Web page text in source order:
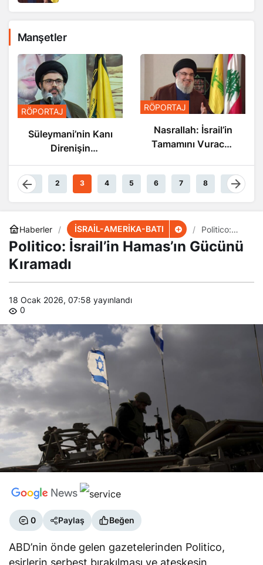
Manşetler
RÖPORTAJ
Süleymani’nin Kanı
Direnişin
Damarlarında
Akıyor
RÖPORTAJ
Nasrallah: İsrail’in
Tamamını Vuracak
1 2 3 4 5 6 7 8 9
Haberler İSRAİL-AMERİKA-BATI
Politico:
İsrail’in
Hamas’ın
Gücünü
Politico: İsrail’in Hamas’ın Gücünü
Kıramadı
18 Ocak 2026, 07:58 yayınlandı
0
0 Paylaş Beğen
ABD’nin önde gelen gazetelerinden Politico,
esirlerin serbest bırakılması ve ateşkesin